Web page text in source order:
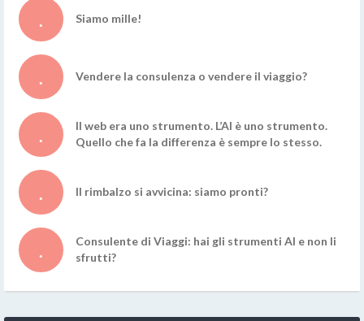
Siamo mille!
Vendere la consulenza o vendere il viaggio?
Il web era uno strumento. L’AI è uno strumento.
Quello che fa la differenza è sempre lo stesso.
Il rimbalzo si avvicina: siamo pronti?
Consulente di Viaggi: hai gli strumenti AI e non li
sfrutti?